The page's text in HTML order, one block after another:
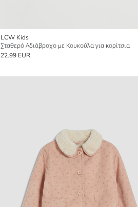
LCW Kids
Σταθερό Αδιάβροχο με Κουκούλα για κορίτσια
22.99 EUR